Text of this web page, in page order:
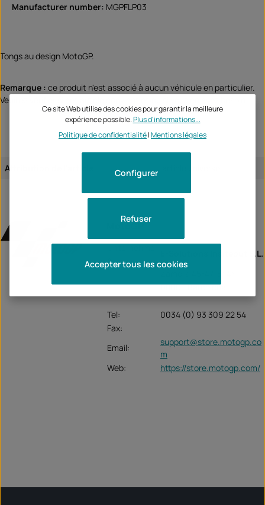
Manufacturer number: MGPFLP03
Tongs au design MotoGP.
Remarque : ce produit n'est associé à aucun véhicule en particulier.
Veuillez vérifier si cet article convient et/ou si vous en avez besoin.
Attribution de l'article:
MotoGP
Unternehme
n:
E-Solutions Insiteout S.L.
08005 Barcelona
Tel:
0034 (0) 93 309 22 54
Fax:
Email:
support@store.motogp.co
m
Web:
https://store.motogp.com/
Ce site Web utilise des cookies pour garantir la meilleure
expérience possible.Plus d'informations...
Politique de confidentialité|Mentions légales
Refuser
Configurer
Accepter tous les cookies